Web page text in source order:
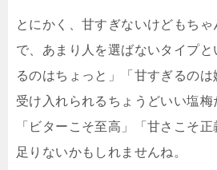
とにかく、甘すぎないけどもち
で、あまり人を選ばないタイプ
るのはちょっと」「甘すぎるの
受け入れられるちょうどいい塩梅
「ビターこそ至高」「甘さこそ
足りないかもしれませんね。